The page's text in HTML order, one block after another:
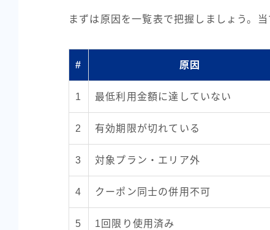
まずは原因を一覧表で把握しましょう。
# 原因
1 最低利用金額に達していない
2 有効期限が切れている
3 対象プラン・エリア外
4 クーポン同士の併用不可
5 1回限り使用済み